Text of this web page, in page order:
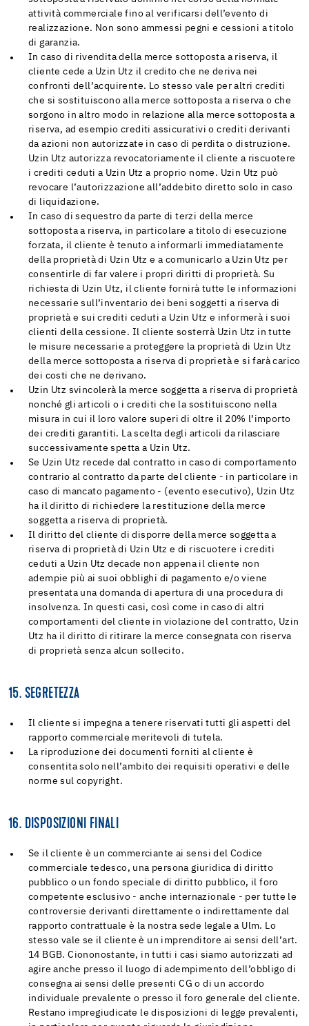
attività commerciale fino al verificarsi dell’evento di
realizzazione. Non sono ammessi pegni e cessioni a titolo
di garanzia.
In caso di rivendita della merce sottoposta a riserva, il
cliente cede a Uzin Utz il credito che ne deriva nei
confronti dell’acquirente. Lo stesso vale per altri crediti
che si sostituiscono alla merce sottoposta a riserva o che
sorgono in altro modo in relazione alla merce sottoposta a
riserva, ad esempio crediti assicurativi o crediti derivanti
da azioni non autorizzate in caso di perdita o distruzione.
Uzin Utz autorizza revocatoriamente il cliente a riscuotere
i crediti ceduti a Uzin Utz a proprio nome. Uzin Utz può
revocare l’autorizzazione all’addebito diretto solo in caso
di liquidazione.
In caso di sequestro da parte di terzi della merce
sottoposta a riserva, in particolare a titolo di esecuzione
forzata, il cliente è tenuto a informarli immediatamente
della proprietà di Uzin Utz e a comunicarlo a Uzin Utz per
consentirle di far valere i propri diritti di proprietà. Su
richiesta di Uzin Utz, il cliente fornirà tutte le informazioni
necessarie sull’inventario dei beni soggetti a riserva di
proprietà e sui crediti ceduti a Uzin Utz e informerà i suoi
clienti della cessione. Il cliente sosterrà Uzin Utz in tutte
le misure necessarie a proteggere la proprietà di Uzin Utz
della merce sottoposta a riserva di proprietà e si farà carico
dei costi che ne derivano.
Uzin Utz svincolerà la merce soggetta a riserva di proprietà
nonché gli articoli o i crediti che la sostituiscono nella
misura in cui il loro valore superi di oltre il 20% l’importo
dei crediti garantiti. La scelta degli articoli da rilasciare
successivamente spetta a Uzin Utz.
Se Uzin Utz recede dal contratto in caso di comportamento
contrario al contratto da parte del cliente - in particolare in
caso di mancato pagamento - (evento esecutivo), Uzin Utz
ha il diritto di richiedere la restituzione della merce
soggetta a riserva di proprietà.
Il diritto del cliente di disporre della merce soggetta a
riserva di proprietà di Uzin Utz e di riscuotere i crediti
ceduti a Uzin Utz decade non appena il cliente non
adempie più ai suoi obblighi di pagamento e/o viene
presentata una domanda di apertura di una procedura di
insolvenza. In questi casi, così come in caso di altri
comportamenti del cliente in violazione del contratto, Uzin
Utz ha il diritto di ritirare la merce consegnata con riserva
di proprietà senza alcun sollecito.
15. SEGRETEZZA
Il cliente si impegna a tenere riservati tutti gli aspetti del
rapporto commerciale meritevoli di tutela.
La riproduzione dei documenti forniti al cliente è
consentita solo nell’ambito dei requisiti operativi e delle
norme sul copyright.
16. DISPOSIZIONI FINALI
Se il cliente è un commerciante ai sensi del Codice
commerciale tedesco, una persona giuridica di diritto
pubblico o un fondo speciale di diritto pubblico, il foro
competente esclusivo - anche internazionale - per tutte le
controversie derivanti direttamente o indirettamente dal
rapporto contrattuale è la nostra sede legale a Ulm. Lo
stesso vale se il cliente è un imprenditore ai sensi dell’art.
14 BGB. Ciononostante, in tutti i casi siamo autorizzati ad
agire anche presso il luogo di adempimento dell’obbligo di
consegna ai sensi delle presenti CG o di un accordo
individuale prevalente o presso il foro generale del cliente.
Restano impregiudicate le disposizioni di legge prevalenti,